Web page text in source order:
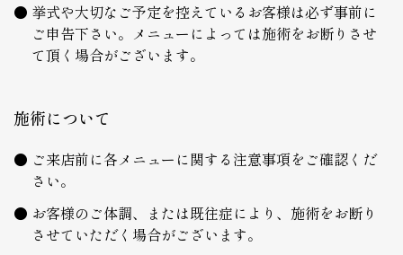
挙式や大切なご予定を控えているお客様は必ず事前に
ご申告下さい。メニューによっては施術をお断りさせ
て頂く場合がございます。
施術について
ご来店前に各メニューに関する注意事項をご確認くだ
さい。
お客様のご体調、または既往症により、施術をお断り
させていただく場合がございます。